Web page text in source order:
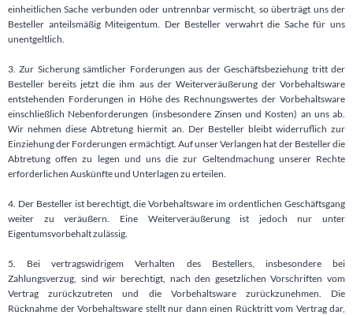
einheitlichen Sache verbunden oder untrennbar vermischt, so überträgt uns der
Besteller anteilsmäßig Miteigentum. Der Besteller verwahrt die Sache für uns
unentgeltlich.
3. Zur Sicherung sämtlicher Forderungen aus der Geschäftsbeziehung tritt der
Besteller bereits jetzt die ihm aus der Weiterveräußerung der Vorbehaltsware
entstehenden Forderungen in Höhe des Rechnungswertes der Vorbehaltsware
einschließlich Nebenforderungen (insbesondere Zinsen und Kosten) an uns ab.
Wir nehmen diese Abtretung hiermit an. Der Besteller bleibt widerruflich zur
Einziehung der Forderungen ermächtigt. Auf unser Verlangen hat der Besteller die
Abtretung offen zu legen und uns die zur Geltendmachung unserer Rechte
erforderlichen Auskünfte und Unterlagen zu erteilen.
4. Der Besteller ist berechtigt, die Vorbehaltsware im ordentlichen Geschäftsgang
weiter zu veräußern. Eine Weiterveräußerung ist jedoch nur unter
Eigentumsvorbehalt zulässig.
5. Bei vertragswidrigem Verhalten des Bestellers, insbesondere bei
Zahlungsverzug, sind wir berechtigt, nach den gesetzlichen Vorschriften vom
Vertrag zurückzutreten und die Vorbehaltsware zurückzunehmen. Die
Rücknahme der Vorbehaltsware stellt nur dann einen Rücktritt vom Vertrag dar,